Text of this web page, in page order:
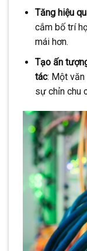
Tăng hiệu
cắm bố trí
mái hơn.
Tạo ấn
tác: Một văn
sự chỉn chu